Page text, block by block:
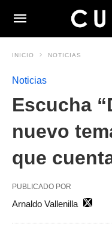
INICIO NOTICIAS
Noticias
Escucha
nuevo
que
PUBLICADO POR
Arnaldo Vallenilla